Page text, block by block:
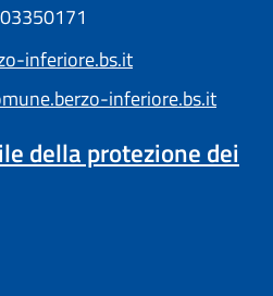
inferiore.bs.it
inferiore.bs.it
della protezione dei